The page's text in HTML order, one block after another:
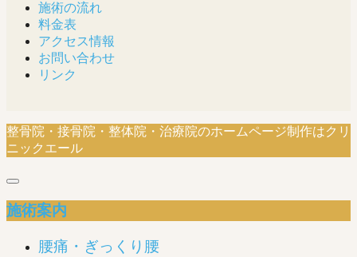
施術の流れ
料金表
アクセス情報
お問い合わせ
リンク
整骨院・接骨院・整体院・治療院のホームページ制作はクリ
ニックエール
施術案内
腰痛・ぎっくり腰